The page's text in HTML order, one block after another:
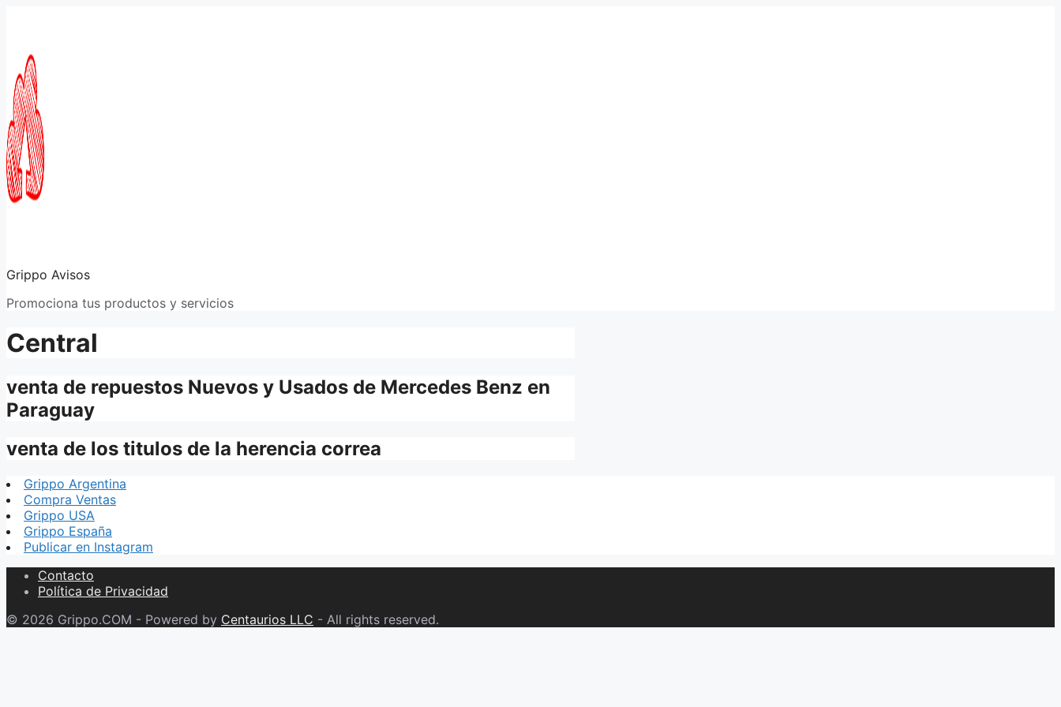
Grippo Avisos
Promociona tus productos y servicios
Central
venta de repuestos Nuevos y Usados de Mercedes Benz en
Paraguay
venta de los titulos de la herencia correa
Grippo Argentina
Compra Ventas
Grippo USA
Grippo España
Publicar en Instagram
Contacto
Política de Privacidad
© 2026 Grippo.COM - Powered by Centaurios LLC - All rights reserved.